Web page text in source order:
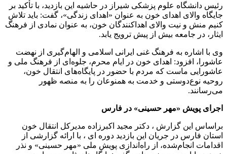
رئیس دانشگاه علوم پزشکی شیراز در حاشیه این بازدید، با تأکید بر
جایگاه والای اهدای خون به عنوان «اهدای زندگی»، گفت: باید تلاش
کنیم منش و نیت والای اهداکنندگان خون، به عنوان نمادی از فرهنگ
ایثار، در جامعه بیش از پیش ترویج یابد.
وی با اشاره به فرهنگ غنی ایرانی اسلامی و الهام‌گیری از نهضت
عاشورا، افزود: اهدای خون در ایام محرم، جلوه‌ای از فرهنگ ملی و
عاشورایی ماست که مردم با حضور در پایگاه‌های انتقال خون،
روحیه نوع‌دوستی و خدمت به همنوعان را به منصه ظهور
می‌رسانند.
اجرای پویش «مهر حسینی» در فارس
براساس این گزارش ، دکتر مجید اکبرزاده مدیرکل انتقال خون
استان فارس در جریان این بازدید دوره ای ، با ارائه گزارشی از
اقدامات انجام‌شده، از راه‌اندازی پویش ملی «مهر حسینی» و نذر